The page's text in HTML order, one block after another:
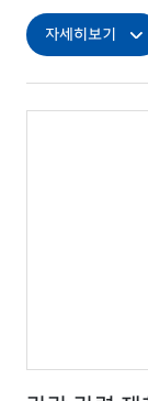
자세히보기